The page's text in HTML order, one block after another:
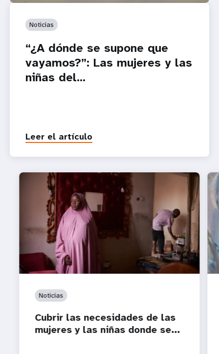
Noticias
“¿A dónde se supone que
vayamos?”: Las mujeres y las
niñas del...
Leer el artículo
Noticias
Cubrir las necesidades de las
mujeres y las niñas donde se...